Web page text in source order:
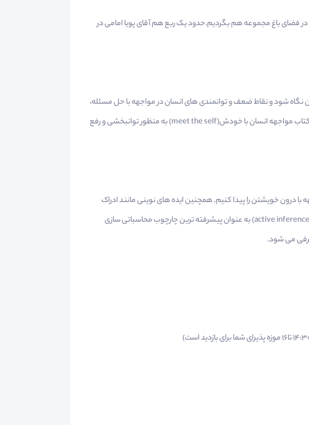
در فضای باغ مجموعه هم بگردیم.حدود یک ربع هم آقای پویا امامی در
نگاه شود و نقاط ضعف و توانمندی های انسان در مواجهه با حل مسئله،
تصمیم سازی، قضاوت و استدلال مورد بحث قرار گیرد. هدف کلی کتاب مواجهه انسان با خودش(meet the self) به منظور توانبخشی و رفع
درون خویشتن را پیدا کنیم. همچنین ایده های نوینی مانند ادراک
گشتالتی -فرکتالی برای اولین بار مطرح می گردد. استنباط فعال(active inference) به عنوان پیشرفته ترین چارچوب محاسباتی سازی
می شود.